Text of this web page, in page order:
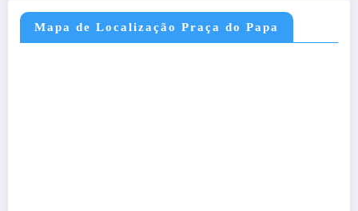
Mapa de Localização Praça do Papa